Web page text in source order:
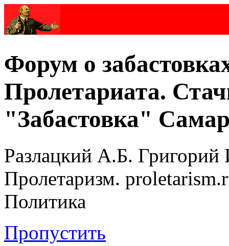
Форум о
Пролетариата.
"Забастовка"
Разлацкий А.Б. Григорий
Пролетаризм.
Политика
Пропустить